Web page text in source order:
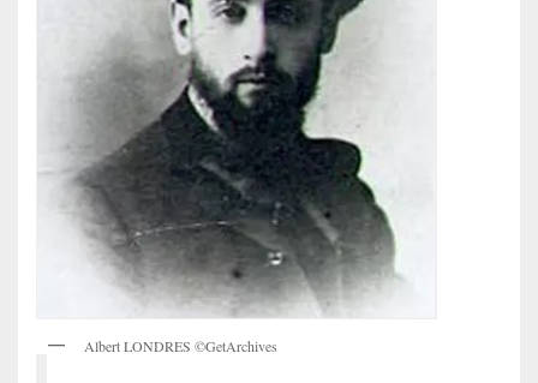
Albert LONDRES ©GetArchives